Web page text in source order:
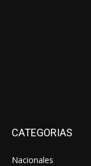
CATEGORIAS
Nacionales